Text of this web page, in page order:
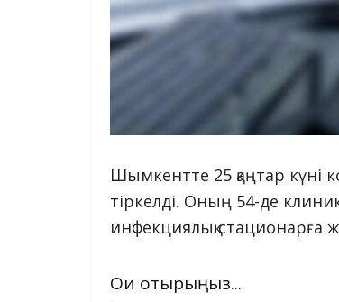
Шымкентте 25 қаңтар күні
тіркелді. Оның 54-де
инфекциялық стационарға
Оқи отырыңыз...